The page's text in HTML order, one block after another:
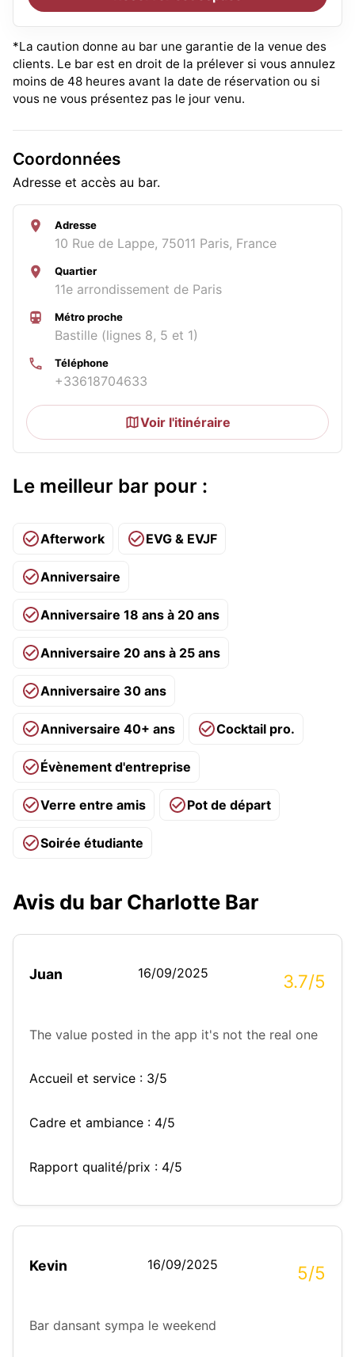
*La caution donne au bar une garantie de la venue des
clients. Le bar est en droit de la prélever si vous annulez
moins de 48 heures avant la date de réservation ou si
vous ne vous présentez pas le jour venu.
Coordonnées
Adresse et accès au bar.
Adresse
10 Rue de Lappe, 75011 Paris, France
Quartier
11e arrondissement de Paris
Métro proche
Bastille (lignes 8, 5 et 1)
Téléphone
+33618704633
Voir l'itinéraire
Le meilleur bar pour :
Afterwork EVG & EVJF
Anniversaire
Anniversaire 18 ans à 20 ans
Anniversaire 20 ans à 25 ans
Anniversaire 30 ans
Anniversaire 40+ ans Cocktail pro.
Évènement d'entreprise
Verre entre amis Pot de départ
Soirée étudiante
Avis du bar Charlotte Bar
Juan 16/09/2025 3.7/5
The value posted in the app it's not the real one
Accueil et service : 3/5
Cadre et ambiance : 4/5
Rapport qualité/prix : 4/5
Kevin 16/09/2025 5/5
Bar dansant sympa le weekend